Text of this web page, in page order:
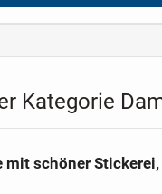
Kategorie
mit schöner